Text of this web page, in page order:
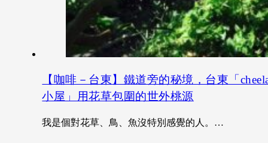
【咖啡－台東】鐵道旁的秘境，台東「
小屋」用花草包圍的世外桃源
我是個對花草、鳥、魚沒特別感覺的人。…